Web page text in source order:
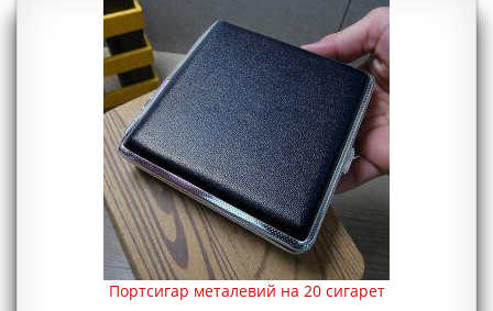
Портсигар металевий на 20 сигарет